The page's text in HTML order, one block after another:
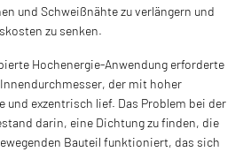
und Schweißnähte zu verlängern und
zu senken.
Hochenergie-Anwendung erforderte
der mit hoher
exzentrisch lief. Das Problem bei der
darin, eine Dichtung zu finden, die
Bauteil funktioniert, das sich